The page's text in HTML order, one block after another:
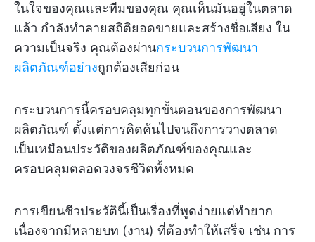
ในใจของคุณและทีมของคุณ คุณเห็นมันอยู่ในตลาด
แล้ว กำลังทำลายสถิติยอดขายและสร้างชื่อเสียง ใน
ความเป็นจริง คุณต้องผ่านกระบวนการพัฒนา
ผลิตภัณฑ์อย่างถูกต้องเสียก่อน
กระบวนการนี้ครอบคลุมทุกขั้นตอนของการพัฒนา
ผลิตภัณฑ์ ตั้งแต่การคิดค้นไปจนถึงการวางตลาด
เป็นเหมือนประวัติของผลิตภัณฑ์ของคุณและ
ครอบคลุมตลอดวงจรชีวิตทั้งหมด
การเขียนชีวประวัตินี้เป็นเรื่องที่พูดง่ายแต่ทำยาก
เนื่องจากมีหลายบท (งาน) ที่ต้องทำให้เสร็จ เช่น การ